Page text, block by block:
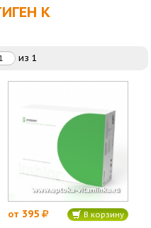
К
из 1
от 395 В корзину